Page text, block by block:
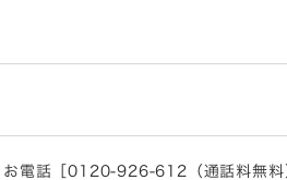
お電話［0120-926-612（通話料無料